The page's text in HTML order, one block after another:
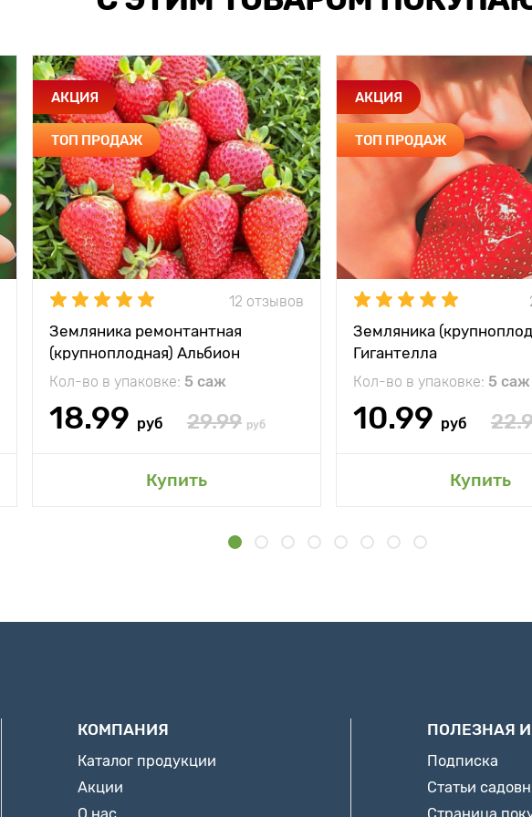
АКЦИЯ
ТОП ПРОДАЖ
12 отзывов
Земляника ремонтантная
(крупноплодная) Альбион
Кол-во в упаковке: 5 саж
18.99 руб 29.99 руб
Купить
АКЦИЯ
ТОП ПРОДАЖ
Земляника
Гигантелла
Кол-во в упаковке: 5 саж
10.99 руб
Купить
КОМПАНИЯ
Каталог продукции
Акции
ПОЛЕЗНАЯ
Подписка
Статьи